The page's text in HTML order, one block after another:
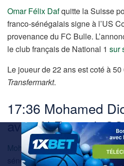
Omar Félix Dafquitte la Suisse
franco-sénégalais signe à l’US
provenance du FC Bulle.
le club français de National 1 sur
Le joueur de 22 ans est coté à
Transfermarkt.
17:36 Mohamed
avec Al Fujairah SC
Mohamed Diops’offre un
sénégalais rejoint officiellement